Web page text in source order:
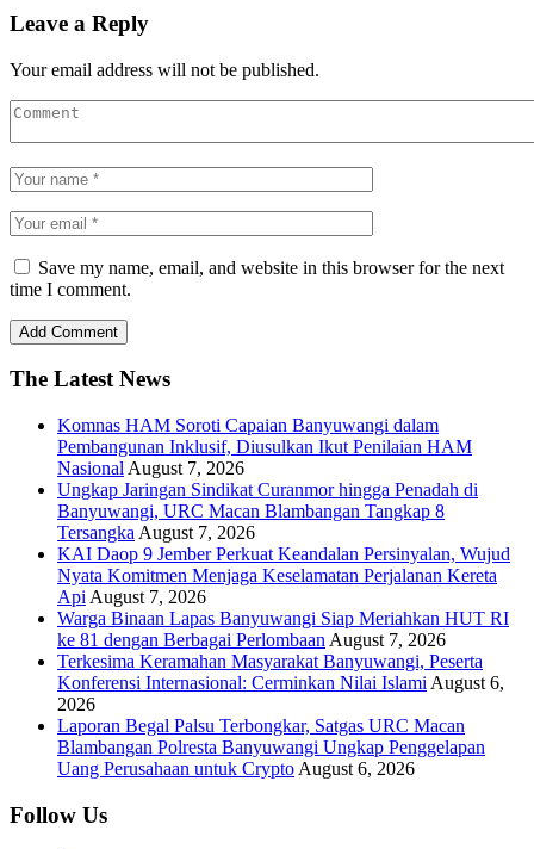
Leave a Reply
Your email address will not be published.
Save my name, email, and website in this browser for the next
time I comment.
The Latest News
Komnas HAM Soroti Capaian Banyuwangi dalam
Pembangunan Inklusif, Diusulkan Ikut Penilaian HAM
Nasional August 7, 2026
Ungkap Jaringan Sindikat Curanmor hingga Penadah di
Banyuwangi, URC Macan Blambangan Tangkap 8
Tersangka August 7, 2026
KAI Daop 9 Jember Perkuat Keandalan Persinyalan, Wujud
Nyata Komitmen Menjaga Keselamatan Perjalanan Kereta
Api August 7, 2026
Warga Binaan Lapas Banyuwangi Siap Meriahkan HUT RI
ke 81 dengan Berbagai Perlombaan August 7, 2026
Terkesima Keramahan Masyarakat Banyuwangi, Peserta
Konferensi Internasional: Cerminkan Nilai Islami August 6,
2026
Laporan Begal Palsu Terbongkar, Satgas URC Macan
Blambangan Polresta Banyuwangi Ungkap Penggelapan
Uang Perusahaan untuk Crypto August 6, 2026
Follow Us